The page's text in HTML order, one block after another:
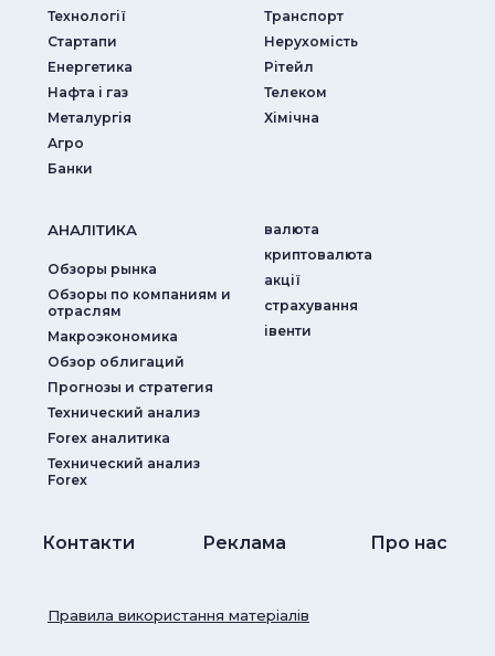
Технології
Стартапи
Енергетика
Нафта і газ
Металургія
Агро
Банки
Транспорт
Нерухомість
Рітейл
Телеком
Хімічна
АНАЛIТИКА
Обзоры рынка
Обзоры по компаниям и
отраслям
Макроэкономика
Обзор облигаций
Прогнозы и стратегия
Технический анализ
Forex аналитика
Технический анализ
Forex
валюта
криптовалюта
акції
страхування
iвенти
Контакти Реклама Про нас
Правила використання матеріалів